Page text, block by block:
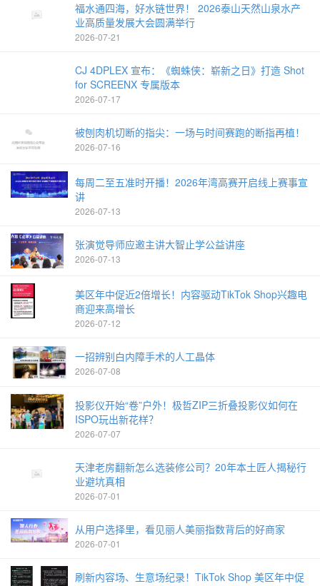
福水通四海，好水链世界！ 2026泰山天然山泉水产
业高质量发展大会圆满举行
2026-07-21
CJ 4DPLEX 宣布：《蜘蛛侠：崭新之日》打造 Shot
for SCREENX 专属版本
2026-07-17
被刨肉机切断的指尖：一场与时间赛跑的断指再植！
2026-07-16
每周二至五准时开播！2026年湾高赛开启线上赛事宣
讲
2026-07-13
张演觉导师应邀主讲大智止学公益讲座
2026-07-13
美区年中促近2倍增长！内容驱动TikTok Shop兴趣电
商迎来高增长
2026-07-12
一招辨别白内障手术的人工晶体
2026-07-08
投影仪开始“卷”户外！极哲ZIP三折叠投影仪如何在
ISPO玩出新花样？
2026-07-07
天津老房翻新怎么选装修公司？20年本土匠人揭秘行
业避坑真相
2026-07-01
从用户选择里，看见丽人美丽指数背后的好商家
2026-07-01
刷新内容场、生意场纪录！TikTok Shop 美区年中促